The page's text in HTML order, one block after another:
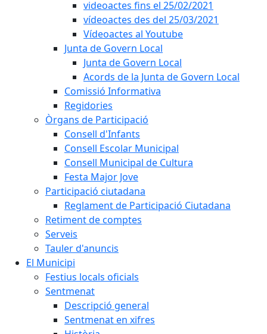
videoactes fins el 25/02/2021
vídeoactes des del 25/03/2021
Vídeoactes al Youtube
Junta de Govern Local
Junta de Govern Local
Acords de la Junta de Govern Local
Comissió Informativa
Regidories
Òrgans de Participació
Consell d'Infants
Consell Escolar Municipal
Consell Municipal de Cultura
Festa Major Jove
Participació ciutadana
Reglament de Participació Ciutadana
Retiment de comptes
Serveis
Tauler d'anuncis
El Municipi
Festius locals oficials
Sentmenat
Descripció general
Sentmenat en xifres